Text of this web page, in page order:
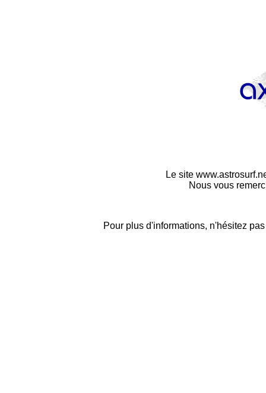
Le site
Nous vous
Pour plus d'informations, n'hésitez